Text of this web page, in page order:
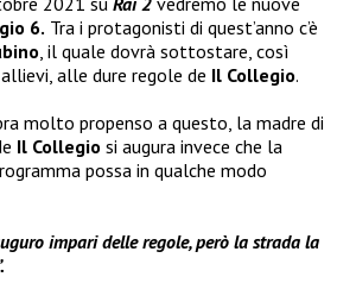
6. Tra i protagonisti di quest’anno c’è
, il quale dovrà sottostare, così
alle dure regole de Il Collegio.
molto propenso a questo, la madre di
Il Collegio si augura invece che la
possa in qualche modo
impari delle regole, però la strada la